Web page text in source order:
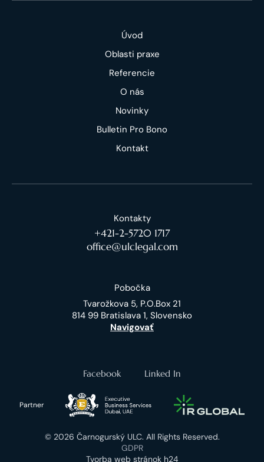
Úvod
Oblasti praxe
Referencie
O nás
Novinky
Bulletin Pro Bono
Kontakt
Kontakty
+421-2-5720 1717
office@ulclegal.com
Pobočka
Tvarožkova 5, P.O.Box 21
814 99 Bratislava 1, Slovensko
Navigovať
Facebook Linked In
Partner
© 2026 Čarnogurský ULC. All Rights Reserved.
GDPR
Tvorba web stránok h24